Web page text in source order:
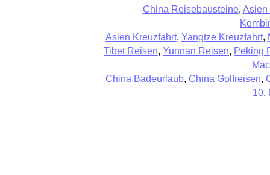
China Reisebausteine, Asien
Asien Kreuzfahrt, Yangtze Kreuzfahrt,
Tibet Reisen, Yunnan Reisen, Peking
China Badeurlaub, China Golfreisen,
10,